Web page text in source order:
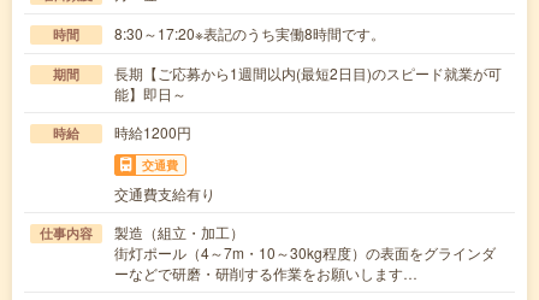
時間 8:30～17:20※表記のうち実働8時間です。
期間
長期【ご応募から1週間以内(最短2日目)のスピード就業が可
能】即日～
時給 時給1200円
交通費
交通費支給有り
仕事内容
製造（組立・加工）
街灯ポール（4～7m・10～30kg程度）の表面をグラインダ
ーなどで研磨・研削する作業をお願いします…